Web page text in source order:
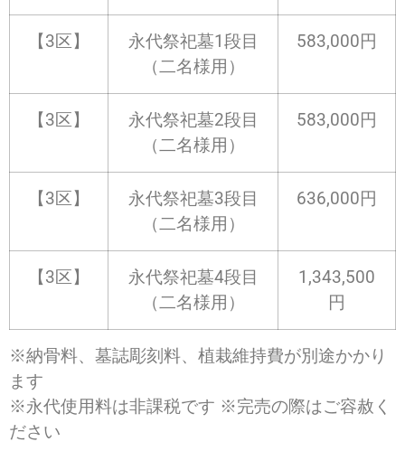
【3区】
永代祭祀墓1段目
（二名様用）
583,000円
【3区】
永代祭祀墓2段目
（二名様用）
583,000円
【3区】
永代祭祀墓3段目
（二名様用）
636,000円
【3区】
永代祭祀墓4段目
（二名様用）
1,343,500
円
※納骨料、墓誌彫刻料、植栽維持費が別途かかり
ます
※永代使用料は非課税です ※完売の際はご容赦く
ださい